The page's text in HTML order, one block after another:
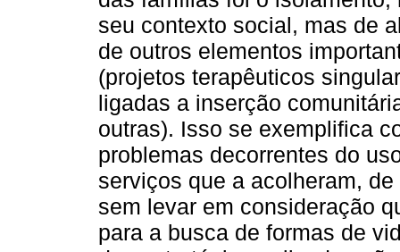
seu contexto social, mas de
de outros elementos
(projetos terapêuticos
ligadas a inserção
outras). Isso se exemplifica
problemas decorrentes do
serviços que a acolheram,
sem levar em consideração
para a busca de formas de